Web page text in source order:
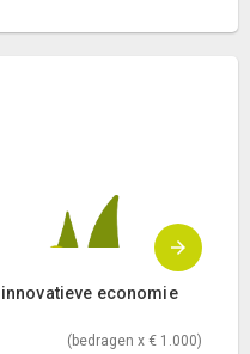
economie
(bedragen x € 1.000)